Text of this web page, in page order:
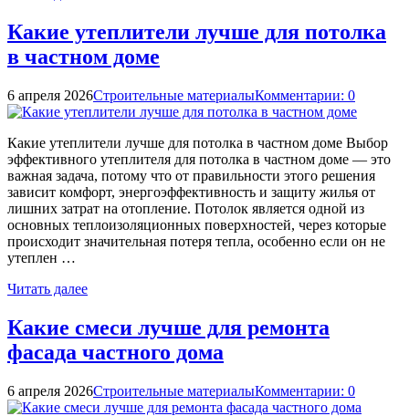
Какие утеплители лучше для потолка
в частном доме
6 апреля 2026Строительные материалыКомментарии: 0
Какие утеплители лучше для потолка в частном доме Выбор
эффективного утеплителя для потолка в частном доме — это
важная задача, потому что от правильности этого решения
зависит комфорт, энергоэффективность и защиту жилья от
лишних затрат на отопление. Потолок является одной из
основных теплоизоляционных поверхностей, через которые
происходит значительная потеря тепла, особенно если он не
утеплен …
Читать далее
Какие смеси лучше для ремонта
фасада частного дома
6 апреля 2026Строительные материалыКомментарии: 0